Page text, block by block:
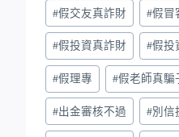
#假交友真詐財 #假冒
#假投資真詐財 #假投
#假理專 #假老師真騙
#出金審核不過 #別信